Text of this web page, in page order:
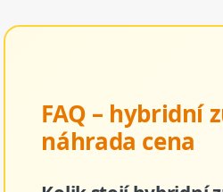
FAQ – hybridní
náhrada cena